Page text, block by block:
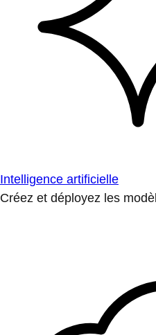
Intelligence artificielle
Créez et déployez les